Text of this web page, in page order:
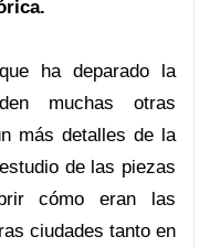
ha deparado la
muchas otras
más detalles de la
de las piezas
cómo eran las
ciudades tanto en